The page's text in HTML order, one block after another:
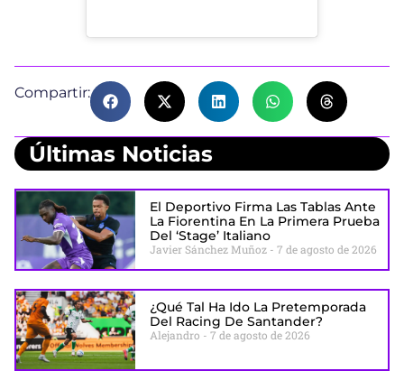
Compartir:
Últimas Noticias
El Deportivo Firma Las Tablas Ante
La Fiorentina En La Primera Prueba
Del ‘stage’ Italiano
Javier Sánchez Muñoz 7 de agosto de 2026
¿Qué Tal Ha Ido La Pretemporada
Del Racing De Santander?
Alejandro 7 de agosto de 2026